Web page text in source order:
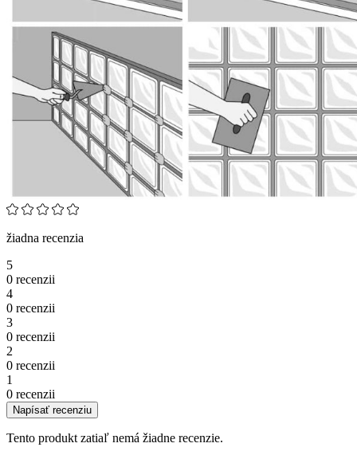
žiadna recenzia
5
0 recenzii
4
0 recenzii
3
0 recenzii
2
0 recenzii
1
0 recenzii
Napísať recenziu
Tento produkt zatiaľ nemá žiadne recenzie.